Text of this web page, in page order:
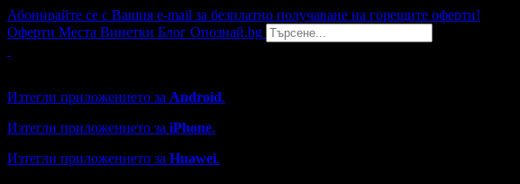
Абонирайте се с Вашия e-mail за безплатно получаване на горещите оферти!
Оферти Места Винетки Блог Опознай.bg
Изтегли приложението за Android.
Изтегли приложението за iPhone.
Изтегли приложението за Huawei.